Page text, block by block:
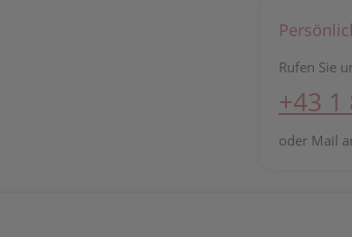
Rufen Sie
+43 1
oder Mail